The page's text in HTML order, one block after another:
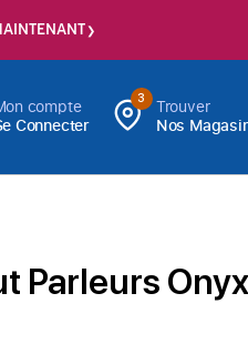
compte
Connecter
3
Trouver
Nos
Parleurs Onyx